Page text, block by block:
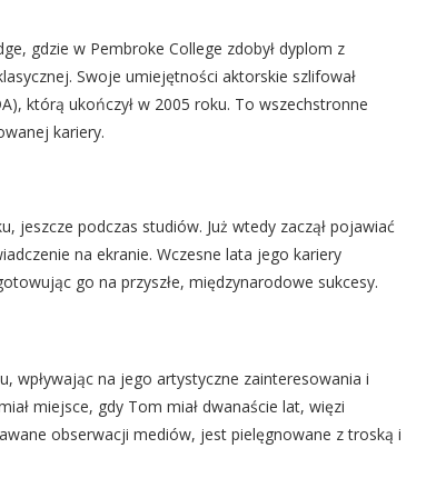
gdzie w Pembroke College zdobył dyplom z
Swoje umiejętności aktorskie szlifował
którą ukończył w 2005 roku. To wszechstronne
kariery.
jeszcze podczas studiów. Już wtedy zaczął pojawiać
na ekranie. Wczesne lata jego kariery
go na przyszłe, międzynarodowe sukcesy.
wpływając na jego artystyczne zainteresowania i
miejsce, gdy Tom miał dwanaście lat, więzi
obserwacji mediów, jest pielęgnowane z troską i